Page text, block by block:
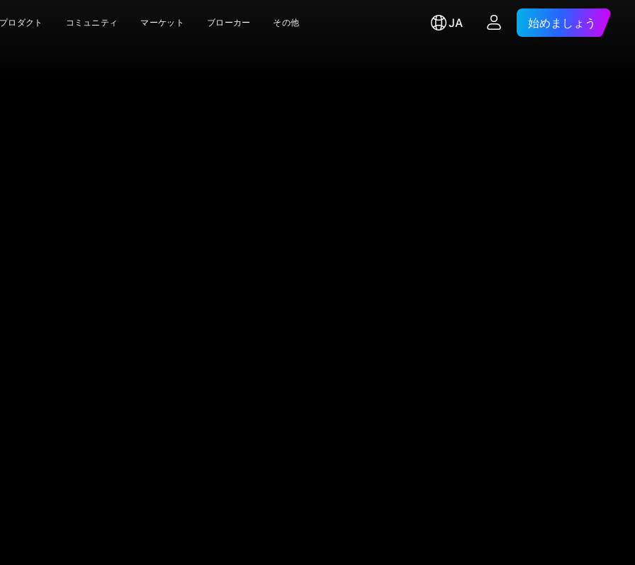
プロダクト コミュニティ マーケット ブローカー その他 JA 始めましょう